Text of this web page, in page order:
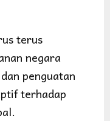
terus
negara
penguatan
terhadap